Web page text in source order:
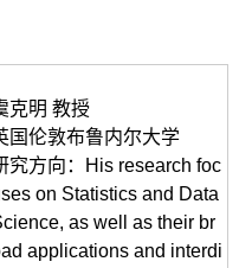
克明 教授
国伦敦布鲁内尔大学
究方向：His research foc
on Statistics and Data
as well as their br
applications and interdi